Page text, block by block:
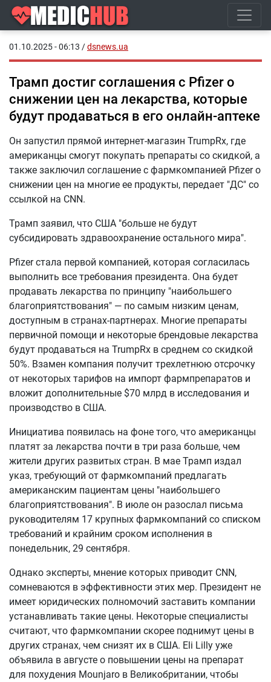
01.10.2025 - 06:13 /dsnews.ua
Трамп достиг соглашения с Pfizer о
снижении цен на лекарства, которые
будут продаваться в его онлайн-аптеке
Он запустил прямой интернет-магазин TrumpRx, где
американцы смогут покупать препараты со скидкой, а
также заключил соглашение с фармкомпанией Pfizer о
снижении цен на многие ее продукты, передает "ДС" со
ссылкой на CNN.
Трамп заявил, что США "больше не будут
субсидировать здравоохранение остального мира".
Pfizer стала первой компанией, которая согласилась
выполнить все требования президента. Она будет
продавать лекарства по принципу "наибольшего
благоприятствования" — по самым низким ценам,
доступным в странах-партнерах. Многие препараты
первичной помощи и некоторые брендовые лекарства
будут продаваться на TrumpRx в среднем со скидкой
50%. Взамен компания получит трехлетнюю отсрочку
от некоторых тарифов на импорт фармпрепаратов и
вложит дополнительные $70 млрд в исследования и
производство в США.
Инициатива появилась на фоне того, что американцы
платят за лекарства почти в три раза больше, чем
жители других развитых стран. В мае Трамп издал
указ, требующий от фармкомпаний предлагать
американским пациентам цены "наибольшего
благоприятствования". В июле он разослал письма
руководителям 17 крупных фармкомпаний со списком
требований и крайним сроком исполнения в
понедельник, 29 сентября.
Однако эксперты, мнение которых приводит CNN,
сомневаются в эффективности этих мер. Президент не
имеет юридических полномочий заставить компании
устанавливать такие цены. Некоторые специалисты
считают, что фармкомпании скорее поднимут цены в
других странах, чем снизят их в США. Eli Lilly уже
объявила в августе о повышении цены на препарат
для похудения Mounjaro в Великобритании, чтобы